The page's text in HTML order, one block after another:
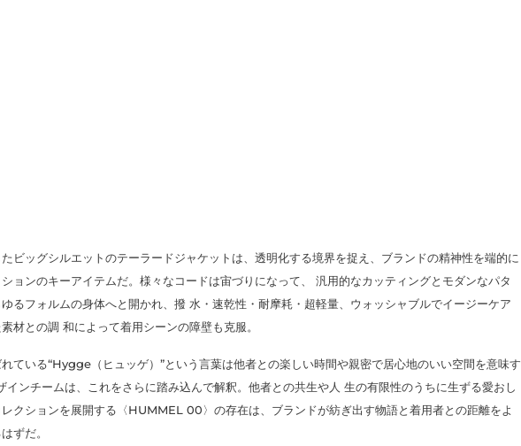
ビッグシルエットのテーラードジャケットは、透明化する境界を捉え、ブランドの精神性を端的に
ョンのキーアイテムだ。様々なコードは宙づりになって、 汎用的なカッティングとモダンなパタ
るフォルムの身体へと開かれ、撥 水・速乾性・耐摩耗・超軽量、ウォッシャブルでイージーケア
材との調 和によって着用シーンの障壁も克服。
ている“Hygge（ヒュッゲ）”という言葉は他者との楽しい時間や親密で居心地のいい空間を意味す
ンチームは、これをさらに踏み込んで解釈。他者との共生や人 生の有限性のうちに生ずる愛おし
クションを展開する〈HUMMEL 00〉の存在は、ブランドが紡ぎ出す物語と着用者との距離をよ
ずだ。